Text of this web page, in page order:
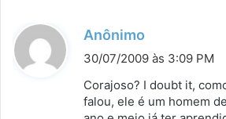
Anônimo
i
s
30/07/2009 às 3:09 PM
Corajoso? I doubt it,
falou, ele é um homem